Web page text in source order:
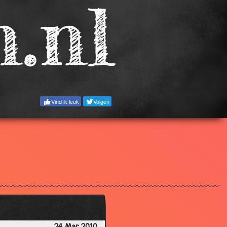
Vind ik leuk Volgen
2.79
2.86
2.57
3.06
2.99
2.82